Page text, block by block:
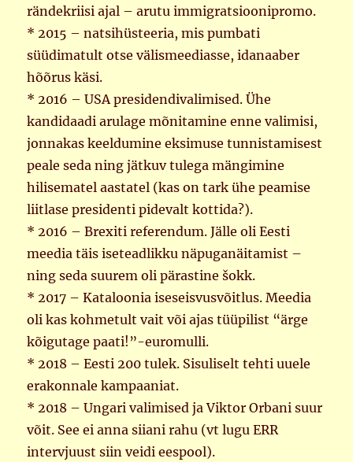
rändekriisi ajal – arutu immigratsioonipromo.
* 2015 – natsihüsteeria, mis pumbati
süüdimatult otse välismeediasse, idanaaber
hõõrus käsi.
* 2016 – USA presidendivalimised. Ühe
kandidaadi arulage mõnitamine enne valimisi,
jonnakas keeldumine eksimuse tunnistamisest
peale seda ning jätkuv tulega mängimine
hilisematel aastatel (kas on tark ühe peamise
liitlase presidenti pidevalt kottida?).
* 2016 – Brexiti referendum. Jälle oli Eesti
meedia täis iseteadlikku näpuganäitamist –
ning seda suurem oli pärastine šokk.
* 2017 – Kataloonia iseseisvusvõitlus. Meedia
oli kas kohmetult vait või ajas tüüpilist “ärge
kõigutage paati!”-euromulli.
* 2018 – Eesti 200 tulek. Sisuliselt tehti uuele
erakonnale kampaaniat.
* 2018 – Ungari valimised ja Viktor Orbani suur
võit. See ei anna siiani rahu (vt lugu ERR
intervjuust siin veidi eespool).